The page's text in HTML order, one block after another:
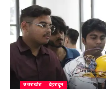
उत्तराखंड देहरादून